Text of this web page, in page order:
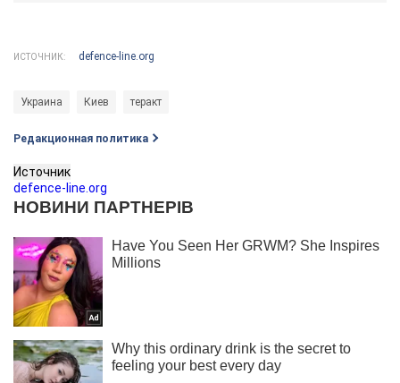
ИСТОЧНИК: defence-line.org
Украина Киев теракт
Редакционная политика
Источник
defence-line.org